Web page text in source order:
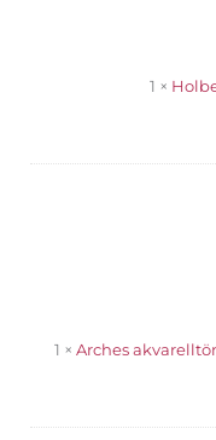
1 ×
1 × Arches